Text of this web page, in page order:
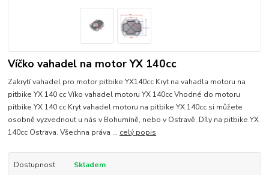
Víčko vahadel na motor YX 140cc
Zakrytí vahadel pro motor pitbike YX140cc Kryt na vahadla motoru na
pitbike YX 140 cc Víko vahadel motoru YX 140cc Vhodné do motoru
pitbike YX 140 cc Kryt vahadel motoru na pitbike YX 140cc si můžete
osobně vyzvednout u nás v Bohumíně, nebo v Ostravě. Díly na pitbike YX
140cc Ostrava. Všechna práva ... celý popis
Dostupnost
Skladem